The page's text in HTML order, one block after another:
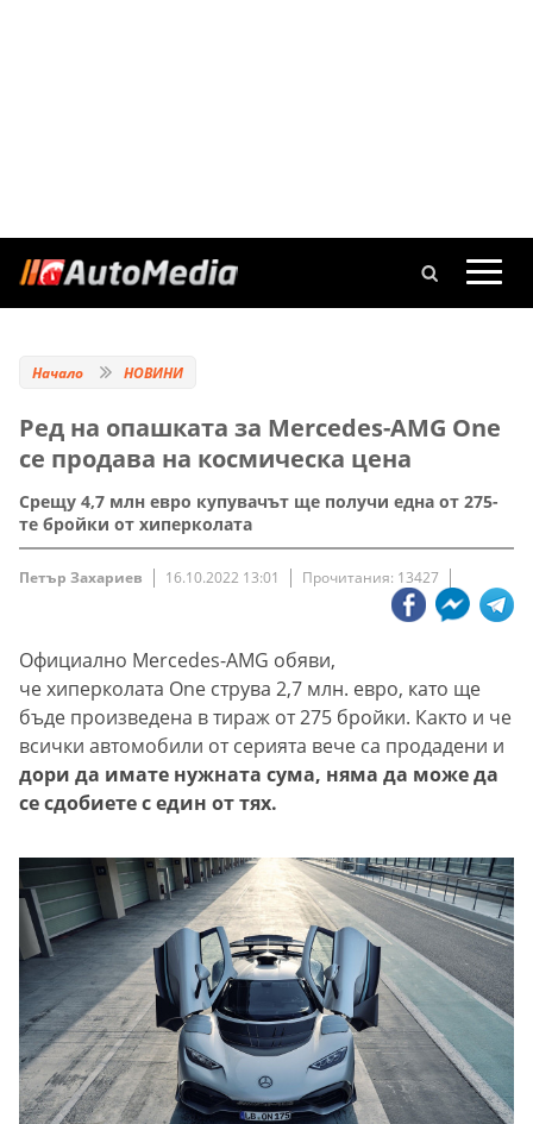
Начало НОВИНИ
Ред на опашката за Mercedes-AMG One
се продава на космическа цена
Срещу 4,7 млн евро купувачът ще получи една от 275-
те бройки от хиперколата
Петър Захариев 16.10.2022 13:01 Прочитания: 13427
Официално Mercedes-AMG обяви,
че хиперколата One струва 2,7 млн. евро, като ще
бъде произведена в тираж от 275 бройки. Както и че
всички автомобили от серията вече са продадени и
дори да имате нужната сума, няма да може да
се сдобиете с един от тях.